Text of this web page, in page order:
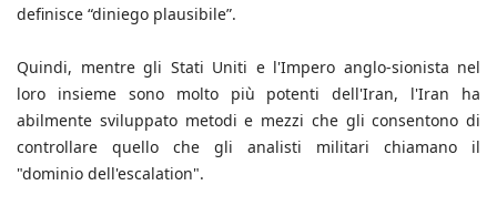
definisce “diniego plausibile”.
Quindi, mentre gli Stati Uniti e l'Impero anglo-sionista nel
loro insieme sono molto più potenti dell'Iran, l'Iran ha
abilmente sviluppato metodi e mezzi che gli consentono di
controllare quello che gli analisti militari chiamano il
"dominio dell'escalation".